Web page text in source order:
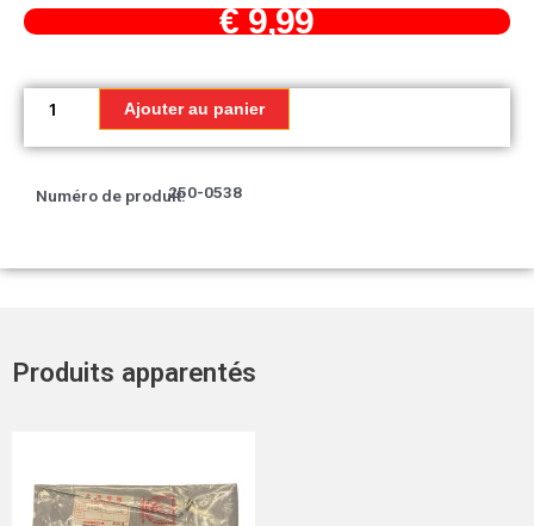
€9,99
quantité
Colo*Type2*
Ajouter au panier
Numéro de produit:250-0538
Produits apparentés